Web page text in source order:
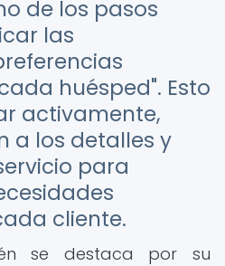
de los pasos
las
huésped". Esto
activamente,
a los detalles y
para
cliente.
se destaca por su